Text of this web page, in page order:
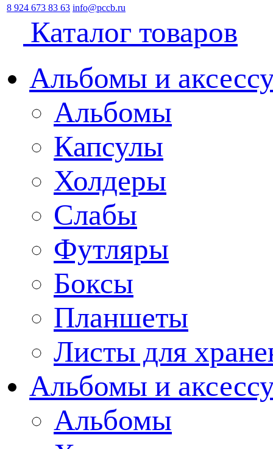
8 924 673 83 63 info@pccb.ru
Каталог товаров
Альбомы и
Альбомы
Капсулы
Холдеры
Слабы
Футляры
Боксы
Планшеты
Листы для
Альбомы и
Альбомы